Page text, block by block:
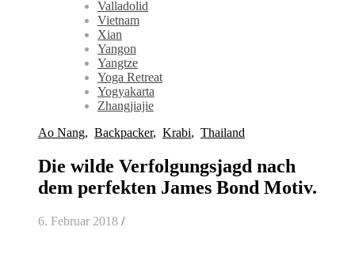
Valladolid
Vietnam
Xian
Yangon
Yangtze
Yoga Retreat
Yogyakarta
Zhangjiajie
Ao Nang, Backpacker, Krabi, Thailand
Die wilde Verfolgungsjagd nach
dem perfekten James Bond Motiv.
6. Februar 2018 /